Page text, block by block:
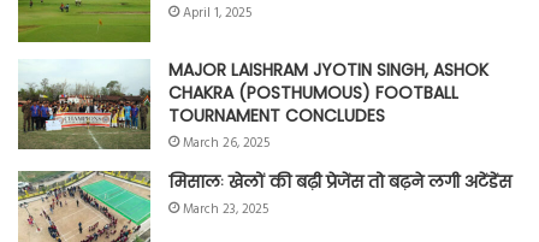
April 1, 2025
MAJOR LAISHRAM JYOTIN SINGH, ASHOK
CHAKRA (POSTHUMOUS) FOOTBALL
TOURNAMENT CONCLUDES
March 26, 2025
मिसालः खेलों की बढ़ी प्रेजेंस तो बढ़ने लगी अटेंडेंस
March 23, 2025